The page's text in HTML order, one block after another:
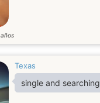
años
Texas
single and searching